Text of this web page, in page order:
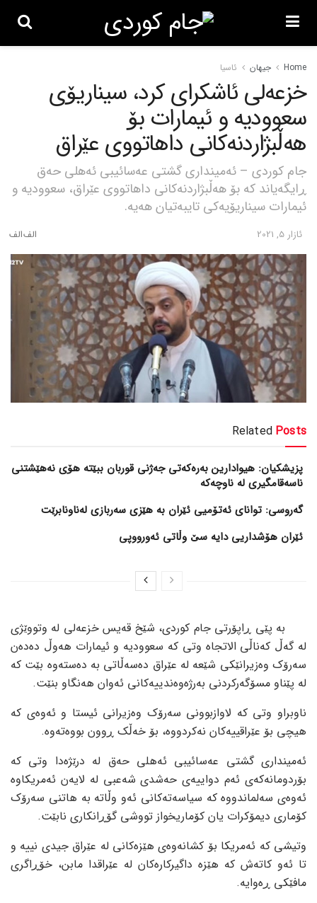
Home جیهان ئاسیا
خزعەلی ئاشکرای کرد، سیناریۆی
سعوودیە و ئیمارات بۆ
هەڵبژاردنەکانی داهاتووی عێراق
جام کوردی – ئەمینداری گشتی عەسائیبی ئەهلی حەق
ڕایگەیاند کە بۆ هەڵبژاردنەکانی داهاتووی عێراق، سعوودیە و
ئیمارات سیناریۆیەکی تایبەتیان هەیە.
ئازار 5, 2021
Related Posts
پزیشکیان: هیوادارین بەرەکەتی جەژنی قوربان ببێتە هۆی نەهێشتنی
ناسەقامگیری لە ناوچەکە
گەروسی: توانای ئەتۆمیی ئێران بە هێزی سەربازی لەناونابرێت
ئێران هۆشداریی دایە سێ وڵاتی ئەورووپی
بە پێی ڕاپۆرتی جام کوردی، شێخ قەیس خزعەلی لە وتووێژی
لە گەڵ کەناڵی الاتجاه وتی کە سعوودیە و ئیمارات هەوڵ دەدەن
سەرۆک وەزیرانێکی شێعە لە عێراق دەسەڵاتی بە دەستەوە بێت کە
لە پێناو مسۆگەرکردنی بەرژەوەندییەکانی ئەوان هەنگاو بنێت.
ناوبراو وتی کە لاوازبوونی سەرۆک وەزیرانی ئیستا و ئەوەی کە
هیچی بۆ عێراقییەکان نەکردووە، بۆ خەڵک ڕوون بووەتەوە.
ئەمینداری گشتی عەسائیبی ئەهلی حەق لە درێژەدا وتی کە
بۆردومانەکەی ئەم دواییەی حەشدی شەعبی لە لایەن ئەمریکاوە
ئەوەی سەلماندووە کە سیاسەتەکانی ئەو وڵاتە بە هاتنی سەرۆک
کۆماری دیمۆکرات یان کۆماریخواز تووشی گۆڕانکاری نابێت.
وتیشی کە ئەمریکا بۆ کشانەوەی هێزەکانی لە عێراق جیدی نییە و
تا ئەو کاتەش کە هێزە داگیرکارەکان لە عێراقدا مابن، خۆڕاگری
مافێکی ڕەوایە.